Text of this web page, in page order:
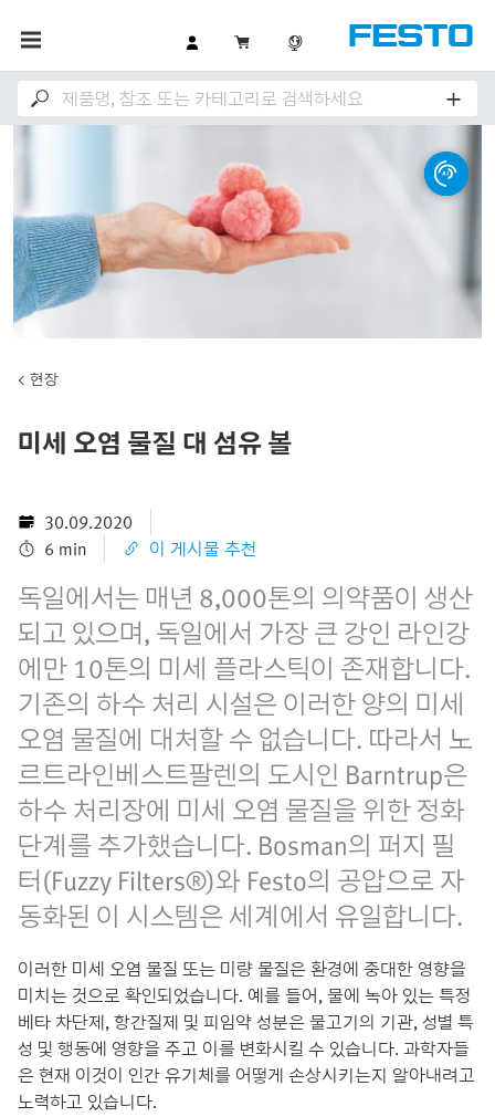
현장
미세 오염 물질 대 섬유 볼
30.09.2020
6 min
이 게시물 추천
독일에서는 매년 8,000톤의 의약품이 생산
되고 있으며, 독일에서 가장 큰 강인 라인강
에만 10톤의 미세 플라스틱이 존재합니다.
기존의 하수 처리 시설은 이러한 양의 미세
오염 물질에 대처할 수 없습니다. 따라서 노
르트라인베스트팔렌의 도시인 Barntrup은
하수 처리장에 미세 오염 물질을 위한 정화
단계를 추가했습니다. Bosman의 퍼지 필
터(Fuzzy Filters®)와 Festo의 공압으로 자
동화된 이 시스템은 세계에서 유일합니다.
이러한 미세 오염 물질 또는 미량 물질은 환경에 중대한 영향을
미치는 것으로 확인되었습니다. 예를 들어, 물에 녹아 있는 특정
베타 차단제, 항간질제 및 피임약 성분은 물고기의 기관, 성별 특
성 및 행동에 영향을 주고 이를 변화시킬 수 있습니다. 과학자들
은 현재 이것이 인간 유기체를 어떻게 손상시키는지 알아내려고
노력하고 있습니다.